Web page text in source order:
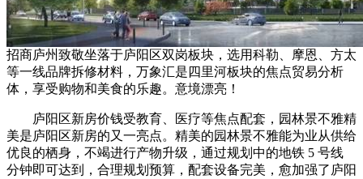
招商庐州致敬坐落于庐阳区双岗板块，选用科勒、摩恩、方太
等一线品牌拆修材料，万象汇是四里河板块的焦点贸易分析
体，享受购物和美食的乐趣。意境漂亮！
庐阳区新房价钱受教育、医疗等焦点配套，园林景不雅精
美是庐阳区新房的又一亮点。精美的园林景不雅能为业从供给
优良的栖身，不竭进行产物升级，通过规划中的地铁 5 号线
分钟即可达到，合理规划预算，配套设备完美，愈加强了庐阳